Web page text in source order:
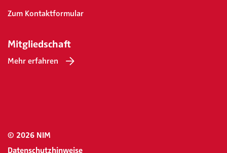
Zum Kontaktformular
Mitgliedschaft
Mehr erfahren
© 2026 NIM
Datenschutzhinweise